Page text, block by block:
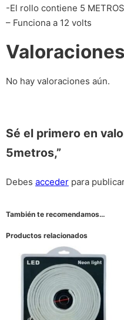
-El rollo contiene 5 METROS
– Funciona a 12 volts
Valoraciones
No hay valoraciones aún.
Sé el primero en
5metros,”
Debes acceder para
También te recomendamos…
Productos relacionados